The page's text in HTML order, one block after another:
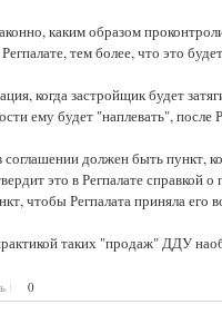
каким образом
тем более, что это
когда застройщик будет
ему будет "наплевать", после
должен быть пункт,
это в Регпалате справкой о
чтобы Регпалата приняла его
таких "продаж" ДДУ
0